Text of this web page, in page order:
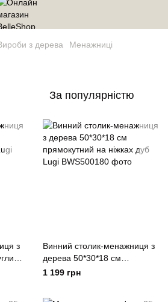
з дерева Менажниці
За популярністю
з
Винний столик-менажниця з
дерева 50*30*18 см
прямокутний на ніжках дуб
1 199 грн